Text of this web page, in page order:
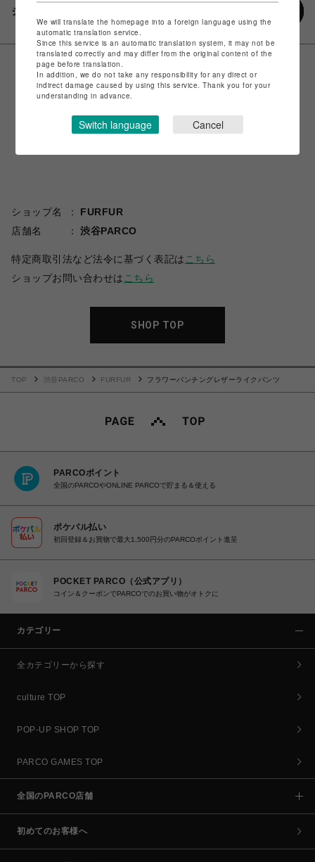
シェアする
ショップ名
FURFUR
店舗名
渋谷PARCO
特定商取引法など法令に基づく表記は こちら
ショップお問い合わせは こちら
SHOP TOP
TOP 渋谷PARCO FURFUR フラワーパンチングレザーライクパンツ
PARCOポイント
全国のPARCOやONLINE PARCOで貯まる＆使える
ポケパル払い
初回登録＆お買物で最大1,500円分のPARCOポイント進呈
POCKET PARCO（公式アプリ）
コイン＆クーポンでPARCOでのお買い物がオトクに
カテゴリー
全カテゴリーから探す
culture TOP
POP-UP SHOP TOP
PARCO GAMES TOP
全国のPARCO店舗
初めてのお客様へ
We will translate the homepage into a foreign language using the
automatic translation service.
Since this service is an automatic translation system, it may not be
translated correctly and may differ from the original content of the
page before translation.
In addition, we do not take any responsibility for any direct or
indirect damage caused by using this service. Thank you for your
understanding in advance.
Switch language Cancel